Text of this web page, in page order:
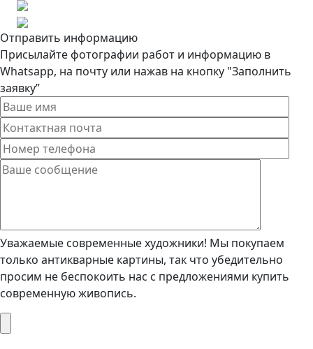
Отправить информацию
Присылайте фотографии работ и информацию в
Whatsapp, на почту или нажав на кнопку "Заполнить
заявку”
Уважаемые современные художники! Мы покупаем
только антикварные картины, так что убедительно
просим не беспокоить нас с предложениями купить
современную живопись.